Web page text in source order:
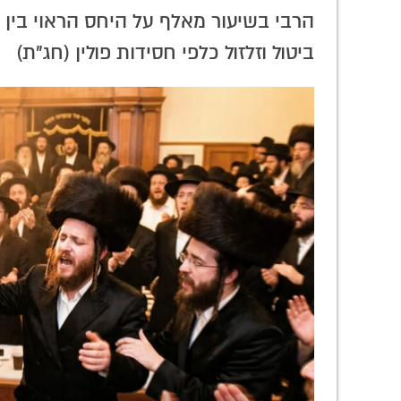
הרבי בשיעור מאלף על היחס הראוי
ביטול וזלזול כלפי חסידות פולין (חג"ת)